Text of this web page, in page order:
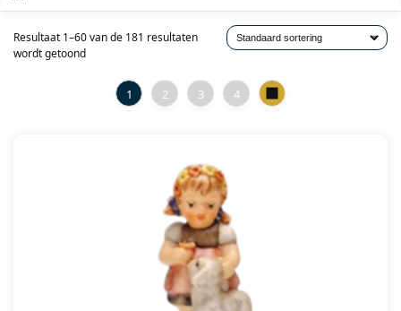
Resultaat 1–60 van de 181 resultaten
wordt getoond
1 2 3 4